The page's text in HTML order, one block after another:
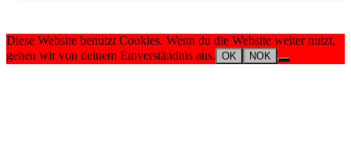
Diese Website benutzt Cookies. Wenn du die Website weiter nutzt,
gehen wir von deinem Einverständnis aus. OK NOK